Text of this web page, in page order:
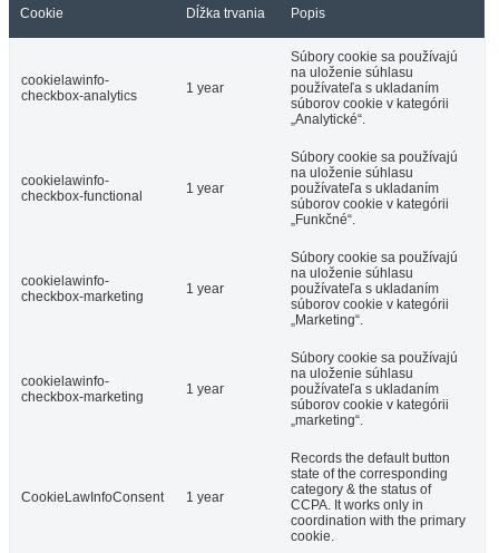
Cookie Dĺžka trvania Popis
cookielawinfo-
checkbox-analytics
1 year
Súbory cookie sa používajú
na uloženie súhlasu
používateľa s ukladaním
súborov cookie v kategórii
„Analytické“.
cookielawinfo-
checkbox-functional
1 year
Súbory cookie sa používajú
na uloženie súhlasu
používateľa s ukladaním
súborov cookie v kategórii
„Funkčné“.
cookielawinfo-
checkbox-marketing
1 year
Súbory cookie sa používajú
na uloženie súhlasu
používateľa s ukladaním
súborov cookie v kategórii
„Marketing“.
cookielawinfo-
checkbox-marketing
1 year
Súbory cookie sa používajú
na uloženie súhlasu
používateľa s ukladaním
súborov cookie v kategórii
„marketing“.
CookieLawInfoConsent 1 year
Records the default button
state of the corresponding
category & the status of
CCPA. It works only in
coordination with the primary
cookie.